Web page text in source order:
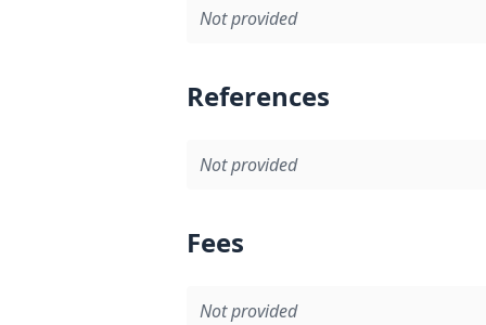
Not provided
References
Not provided
Fees
Not provided